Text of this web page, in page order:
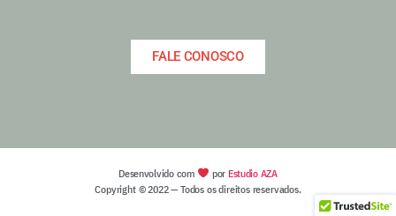
FALE CONOSCO
Desenvolvido com por Estudio AZA
Copyright © 2022 — Todos os direitos reservados.